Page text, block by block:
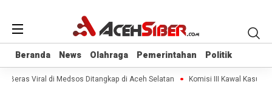
Beranda News Olahraga Pemerintahan Politik
Beranda News Olahraga Pemerintahan Politik
Viral di Medsos Ditangkap di Aceh Selatan Komisi III Kawal Kasus